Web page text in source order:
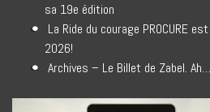
sa 19e édition
La Ride du courage PROCURE
2026!
Archives – Le Billet de Zabel.